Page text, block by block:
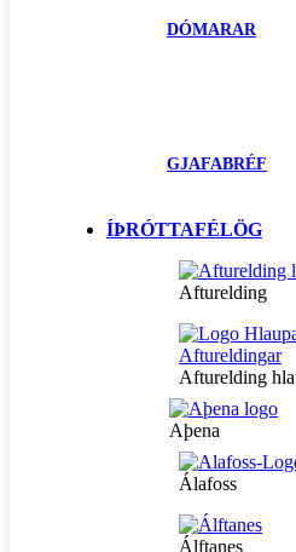
DÓMARAR
GJAFABRÉF
ÍÞRÓTTAFÉLÖG
Afturelding
Afturelding
Aþena
Álafoss
Álftanes